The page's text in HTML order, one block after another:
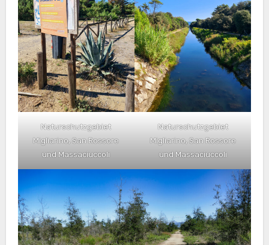
Naturschutzgebiet
Migliarino, San Rossore
und Massaciuccoli
Naturschutzgebiet
Migliarino, San Rossore
und Massaciuccoli